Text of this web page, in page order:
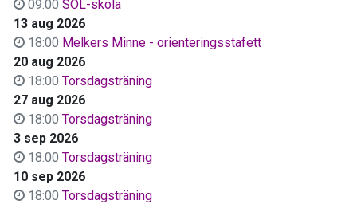
09:00 SOL-skola
13 aug 2026
18:00 Melkers Minne - orienteringsstafett
20 aug 2026
18:00 Torsdagsträning
27 aug 2026
18:00 Torsdagsträning
3 sep 2026
18:00 Torsdagsträning
10 sep 2026
18:00 Torsdagsträning